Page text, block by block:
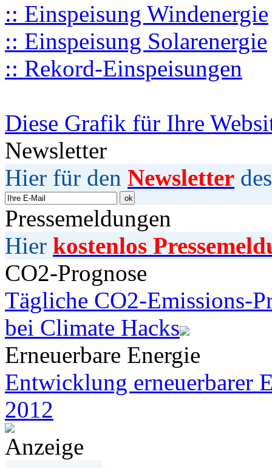
:: Einspeisung Windenergie
:: Einspeisung Solarenergie
:: Rekord-Einspeisungen
Diese Grafik für Ihre
Newsletter
Hier für den Newsletter
Pressemeldungen
Hier kostenlos
CO2-Prognose
Tägliche CO2-Emissions-
bei Climate Hacks
Erneuerbare Energie
Entwicklung erneuerbarer
2012
Anzeige